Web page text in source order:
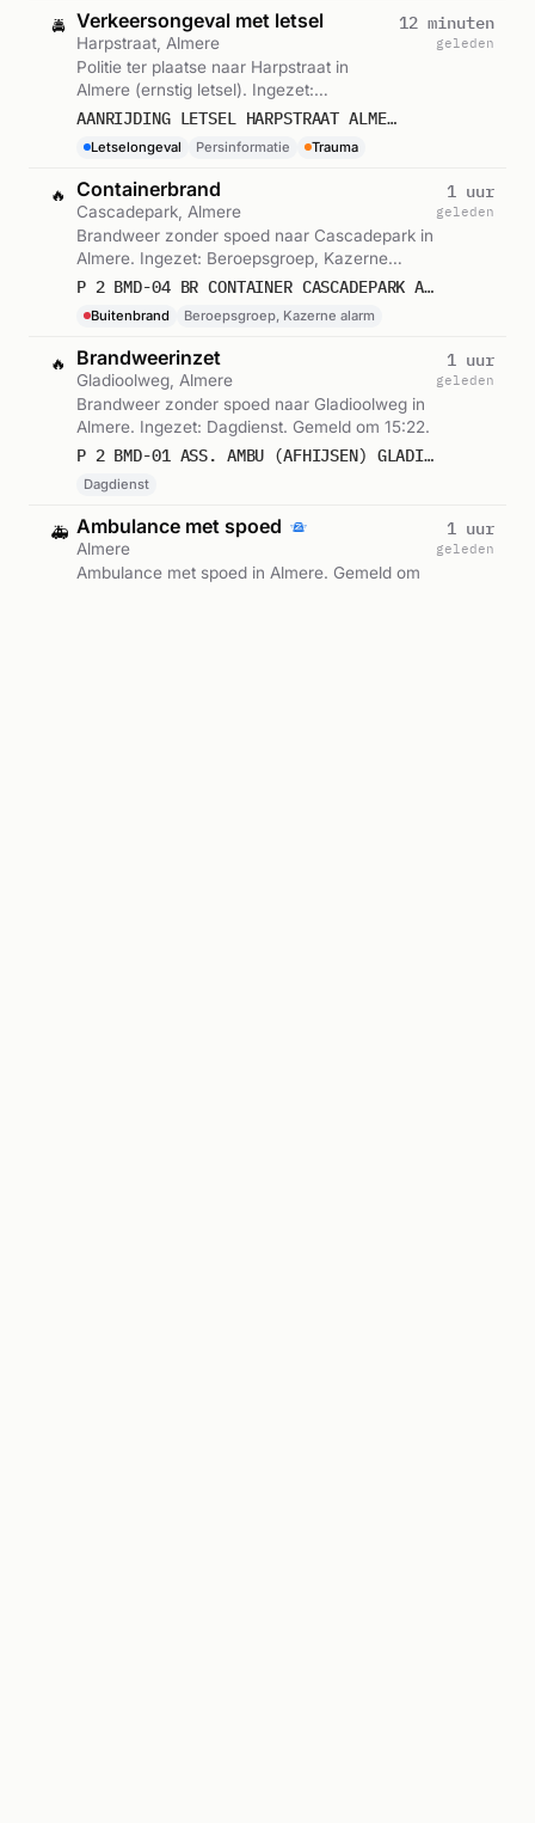
🚔 Verkeersongeval met letsel
Harpstraat, Almere
Politie ter plaatse naar Harpstraat in
Almere (ernstig letsel). Ingezet:
Persinformatie. Gemeld om 16:30.
AANRIJDING LETSEL HARPSTRAAT ALMERE
Letselongeval Persinformatie Trauma
12 minuten
geleden
🔥 Containerbrand
Cascadepark, Almere
Brandweer zonder spoed naar Cascadepark in
Almere. Ingezet: Beroepsgroep, Kazerne
alarm. Gemeld om 15:38.
P 2 BMD-04 BR CONTAINER CASCADEPARK ALMERE 254131
Buitenbrand Beroepsgroep, Kazerne alarm
1 uur
geleden
🔥 Brandweerinzet
Gladioolweg, Almere
Brandweer zonder spoed naar Gladioolweg in
Almere. Ingezet: Dagdienst. Gemeld om 15:22.
P 2 BMD-01 ASS. AMBU (AFHIJSEN) GLADIOOLWEG ALMERE 254152 254132
Dagdienst
1 uur
geleden
🚑 Ambulance met spoed
Almere
Ambulance met spoed in Almere. Gemeld om
1 uur
geleden